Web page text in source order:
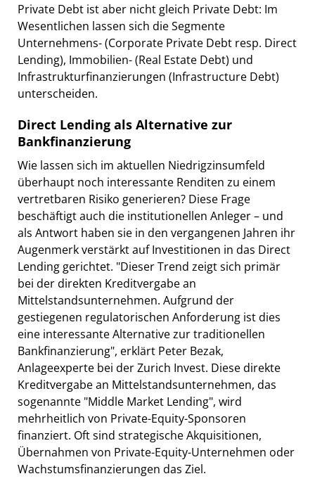
Private Debt ist aber nicht gleich Private Debt: Im
Wesentlichen lassen sich die Segmente
Unternehmens- (Corporate Private Debt resp. Direct
Lending), Immobilien- (Real Estate Debt) und
Infrastrukturfinanzierungen (Infrastructure Debt)
unterscheiden.
Direct Lending als Alternative zur
Bankfinanzierung
Wie lassen sich im aktuellen Niedrigzinsumfeld
überhaupt noch interessante Renditen zu einem
vertretbaren Risiko generieren? Diese Frage
beschäftigt auch die institutionellen Anleger – und
als Antwort haben sie in den vergangenen Jahren ihr
Augenmerk verstärkt auf Investitionen in das Direct
Lending gerichtet. "Dieser Trend zeigt sich primär
bei der direkten Kreditvergabe an
Mittelstandsunternehmen. Aufgrund der
gestiegenen regulatorischen Anforderung ist dies
eine interessante Alternative zur traditionellen
Bankfinanzierung", erklärt Peter Bezak,
Anlageexperte bei der Zurich Invest. Diese direkte
Kreditvergabe an Mittelstandsunternehmen, das
sogenannte "Middle Market Lending", wird
mehrheitlich von Private-Equity-Sponsoren
finanziert. Oft sind strategische Akquisitionen,
Übernahmen von Private-Equity-Unternehmen oder
Wachstumsfinanzierungen das Ziel.